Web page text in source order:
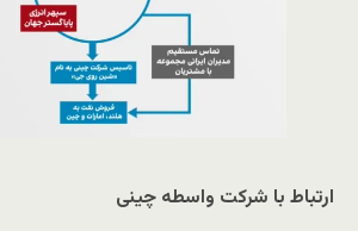
ارتباط با شرکت واسطه چینی